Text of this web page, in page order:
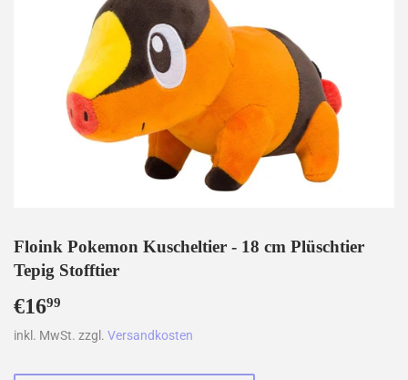
Floink Pokemon Kuscheltier - 18 cm Plüschtier
Tepig Stofftier
€1699
inkl. MwSt. zzgl. Versandkosten